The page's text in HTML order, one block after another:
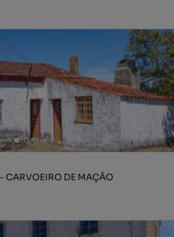
CARVOEIRO DE MAÇÃO